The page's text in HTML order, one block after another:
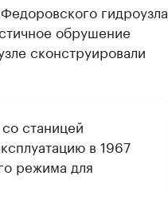
гидроузла
обрушение
сконструировали
станицей
в 1967
режима для